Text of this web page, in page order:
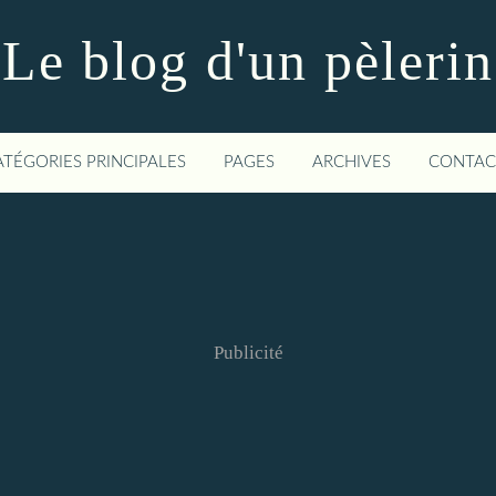
Le blog d'un pèlerin
PRINCIPALES PAGES ARCHIVES
Publicité